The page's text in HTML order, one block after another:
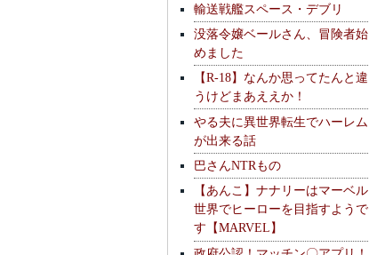
輸送戦艦スペース・デブリ
没落令嬢ベールさん、冒険者始
めました
【R-18】なんか思ってたんと違
うけどまあええか！
やる夫に異世界転生でハーレム
が出来る話
巴さんNTRもの
【あんこ】ナナリーはマーベル
世界でヒーローを目指すようで
す【MARVEL】